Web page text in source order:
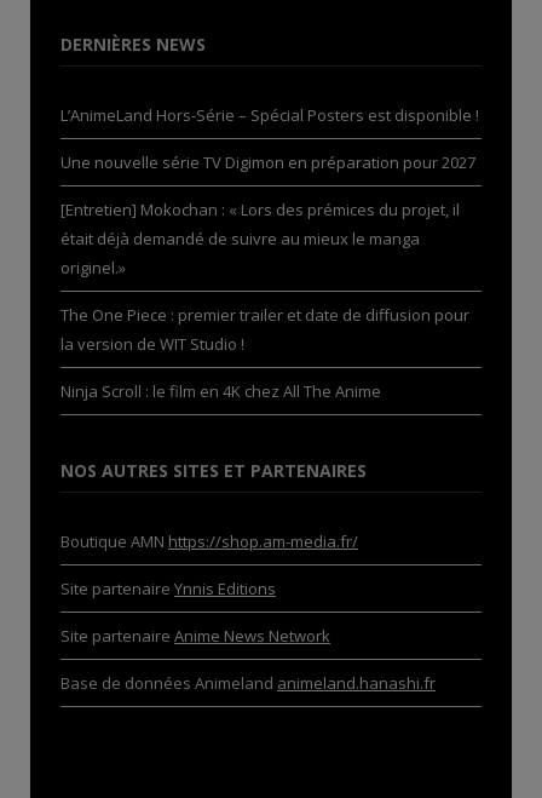
DERNIÈRES NEWS
L’AnimeLand Hors-Série – Spécial Posters est disponible !
Une nouvelle série TV Digimon en préparation pour 2027
[Entretien] Mokochan : « Lors des prémices du projet, il
était déjà demandé de suivre au mieux le manga
originel.»
The One Piece : premier trailer et date de diffusion pour
la version de WIT Studio !
Ninja Scroll : le film en 4K chez All The Anime
NOS AUTRES SITES ET PARTENAIRES
Boutique AMN https://shop.am-media.fr/
Site partenaire Ynnis Editions
Site partenaire Anime News Network
Base de données Animeland animeland.hanashi.fr